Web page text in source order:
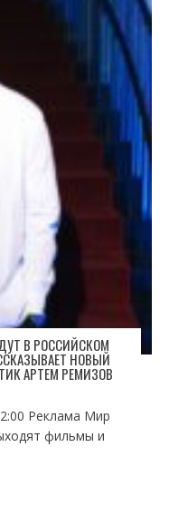
В РОССИЙСКОМ
НОВЫЙ
АРТЕМ РЕМИЗОВ
Реклама Мир
фильмы и